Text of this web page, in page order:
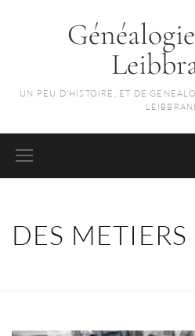
UN PEU D'HISTOIRE, ET DE
DES METIERS